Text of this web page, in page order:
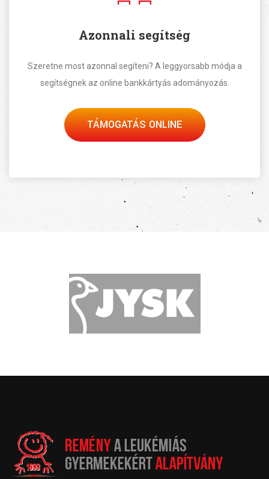
Azonnali segítség
Szeretne most azonnal segíteni? A leggyorsabb módja a
segítségnek az online bankkártyás adományozás.
TÁMOGATÁS ONLINE